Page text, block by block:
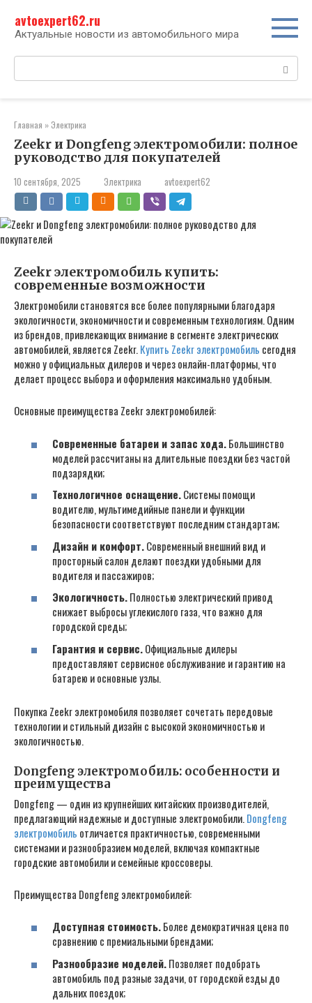
контенту
avtoexpert62.ru
Актуальные новости из автомобильного мира
Поиск:
Главная » Электрика
Zeekr и Dongfeng электромобили: полное
руководство для покупателей
10 сентября, 2025 Электрика avtoexpert62
Zeekr электромобиль купить:
современные возможности
Электромобили становятся все более популярными благодаря
экологичности, экономичности и современным технологиям. Одним
из брендов, привлекающих внимание в сегменте электрических
автомобилей, является Zeekr.Купить Zeekr электромобиль сегодня
можно у официальных дилеров и через онлайн-платформы, что
делает процесс выбора и оформления максимально удобным.
Основные преимущества Zeekr электромобилей:
Современные батареи и запас хода.Большинство
моделей рассчитаны на длительные поездки без частой
подзарядки;
Технологичное оснащение.Системы помощи
водителю, мультимедийные панели и функции
безопасности соответствуют последним стандартам;
Дизайн и комфорт.Современный внешний вид и
просторный салон делают поездки удобными для
водителя и пассажиров;
Экологичность.Полностью электрический привод
снижает выбросы углекислого газа, что важно для
городской среды;
Гарантия и сервис.Официальные дилеры
предоставляют сервисное обслуживание и гарантию на
батарею и основные узлы.
Покупка Zeekr электромобиля позволяет сочетать передовые
технологии и стильный дизайн с высокой экономичностью и
экологичностью.
Dongfeng электромобиль: особенности и
преимущества
Dongfeng — один из крупнейших китайских производителей,
предлагающий надежные и доступные электромобили.Dongfeng
электромобиль отличается практичностью, современными
системами и разнообразием моделей, включая компактные
городские автомобили и семейные кроссоверы.
Преимущества Dongfeng электромобилей:
Доступная стоимость.Более демократичная цена по
сравнению с премиальными брендами;
Разнообразие моделей.Позволяет подобрать
автомобиль под разные задачи, от городской езды до
дальних поездок;